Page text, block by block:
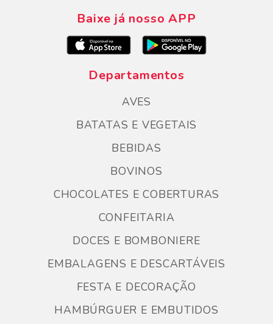
Baixe já nosso APP
Departamentos
AVES
BATATAS E VEGETAIS
BEBIDAS
BOVINOS
CHOCOLATES E COBERTURAS
CONFEITARIA
DOCES E BOMBONIERE
EMBALAGENS E DESCARTÁVEIS
FESTA E DECORAÇÃO
HAMBÚRGUER E EMBUTIDOS